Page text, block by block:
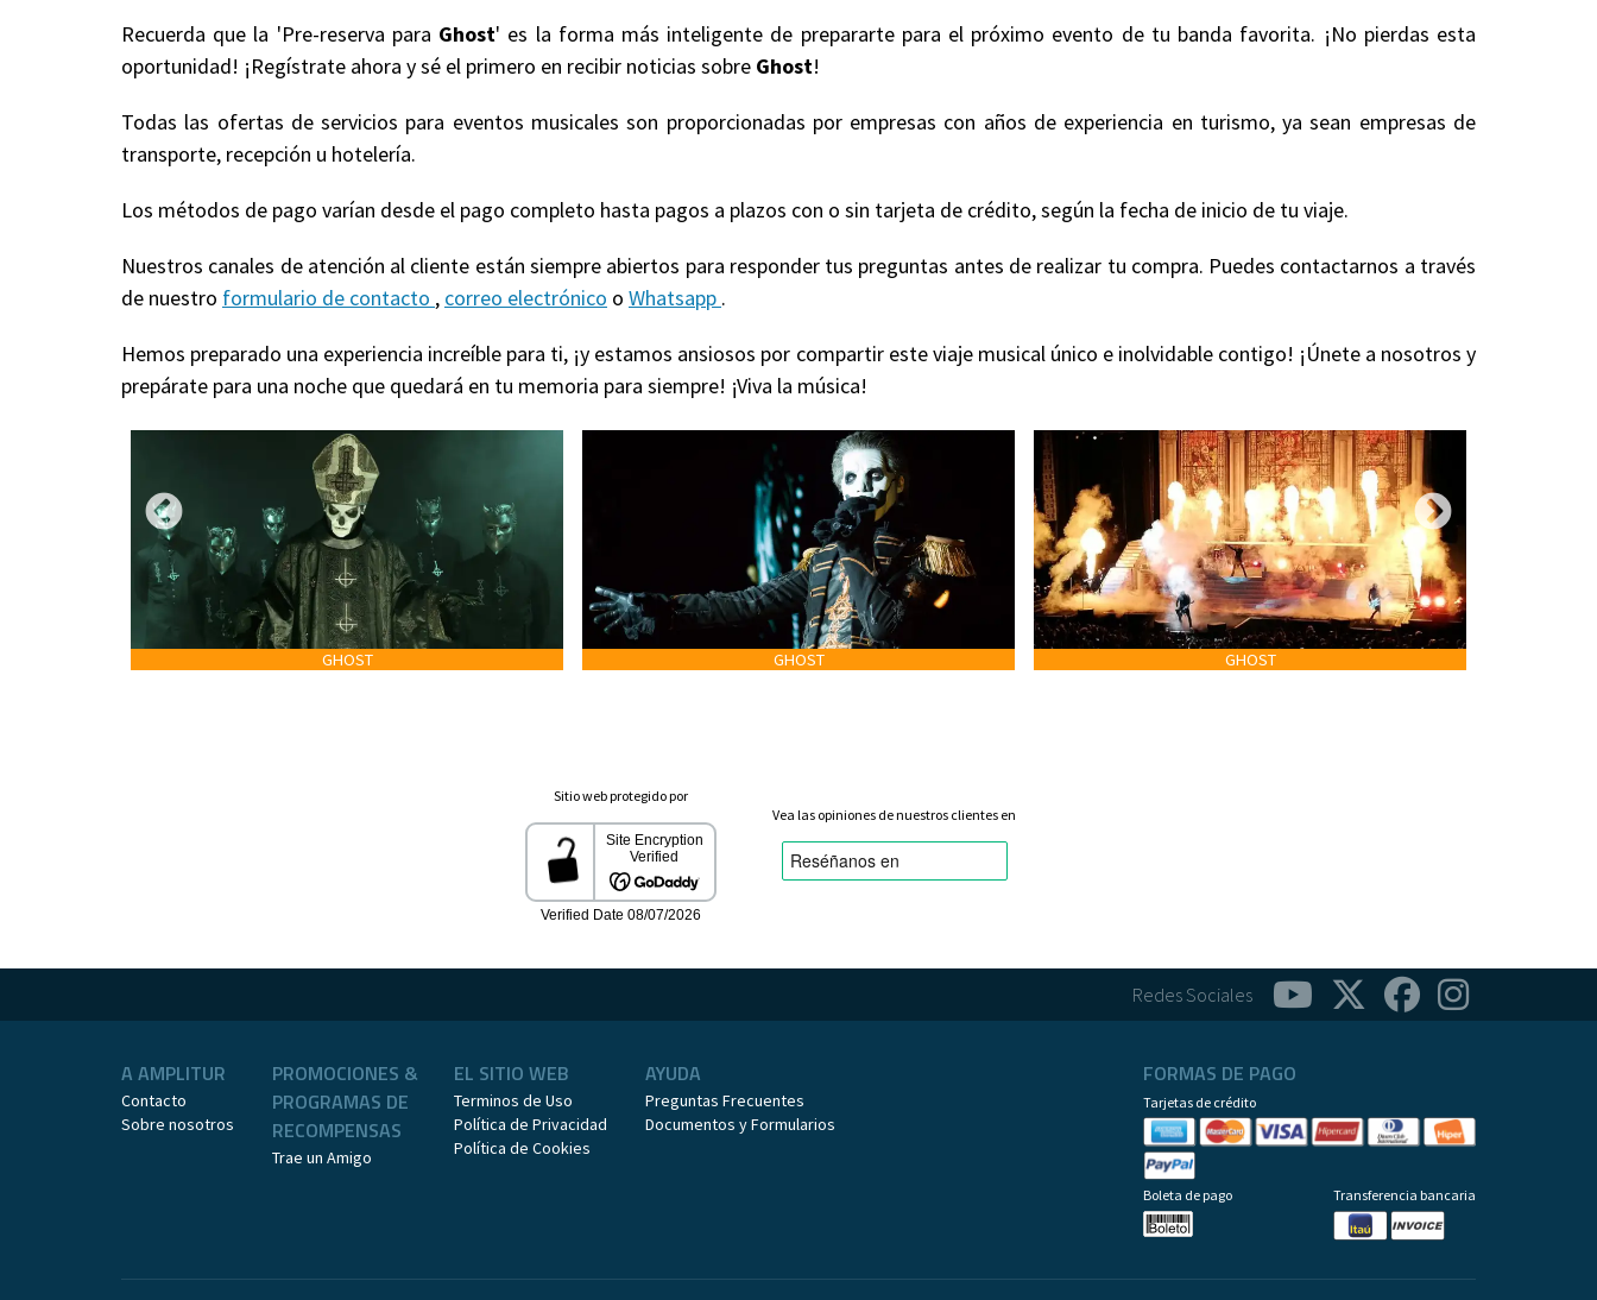
Recuerda que la 'Pre-reserva para Ghost' es la forma más inteligente de prepararte para el próximo evento de tu banda favorita. ¡No pierdas esta
oportunidad! ¡Regístrate ahora y sé el primero en recibir noticias sobre Ghost!
Todas las ofertas de servicios para eventos musicales son proporcionadas por empresas con años de experiencia en turismo, ya sean empresas de
transporte, recepción u hotelería.
Los métodos de pago varían desde el pago completo hasta pagos a plazos con o sin tarjeta de crédito, según la fecha de inicio de tu viaje.
Nuestros canales de atención al cliente están siempre abiertos para responder tus preguntas antes de realizar tu compra. Puedes contactarnos a través
de nuestro formulario de contacto , correo electrónico o Whatsapp .
Hemos preparado una experiencia increíble para ti, ¡y estamos ansiosos por compartir este viaje musical único e inolvidable contigo! ¡Únete a nosotros y
prepárate para una noche que quedará en tu memoria para siempre! ¡Viva la música!
GHOST GHOST GHOST
Sitio web protegido por
Vea las opiniones de nuestros clientes en
Redes Sociales
A AMPLITUR
Contacto
Sobre nosotros
PROMOCIONES &
PROGRAMAS DE
RECOMPENSAS
Trae un Amigo
EL SITIO WEB
Terminos de Uso
Política de Privacidad
Política de Cookies
AYUDA
Preguntas Frecuentes
Documentos y Formularios
FORMAS DE PAGO
Tarjetas de crédito
Boleta de pago Transferencia bancaria